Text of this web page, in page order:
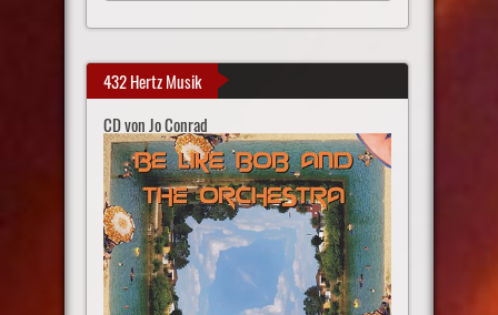
432 Hertz Musik
CD von Jo Conrad